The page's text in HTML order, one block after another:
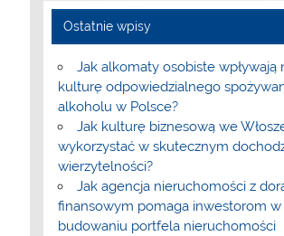
Ostatnie wpisy
Jak alkomaty osobiste wpływają
kulturę odpowiedzialnego
alkoholu w Polsce?
Jak kulturę biznesową we
wykorzystać w skutecznym
wierzytelności?
Jak agencja nieruchomości z
finansowym pomaga inwestorom w
budowaniu portfela nieruchomości